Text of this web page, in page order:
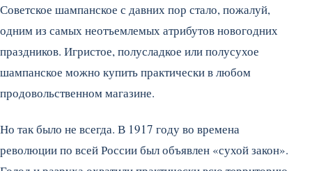
Советское шампанское с давних пор стало, пожалуй,
одним из самых неотъемлемых атрибутов новогодних
праздников. Игристое, полусладкое или полусухое
шампанское можно купить практически в любом
продовольственном магазине.
Но так было не всегда. В 1917 году во времена
революции по всей России был объявлен «сухой закон».